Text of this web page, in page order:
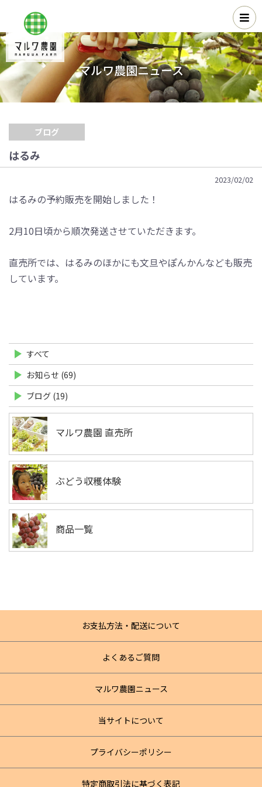
マルワ農園ニュース
ブログ
はるみ
2023/02/02
はるみの予約販売を開始しました！
2月10日頃から順次発送させていただきます。
直売所では、はるみのほかにも文旦やぽんかんなども販売
しています。
すべて
お知らせ (69)
ブログ (19)
マルワ農園 直売所
ぶどう収穫体験
商品一覧
お支払方法・配送について
よくあるご質問
マルワ農園ニュース
当サイトについて
プライバシーポリシー
特定商取引法に基づく表記